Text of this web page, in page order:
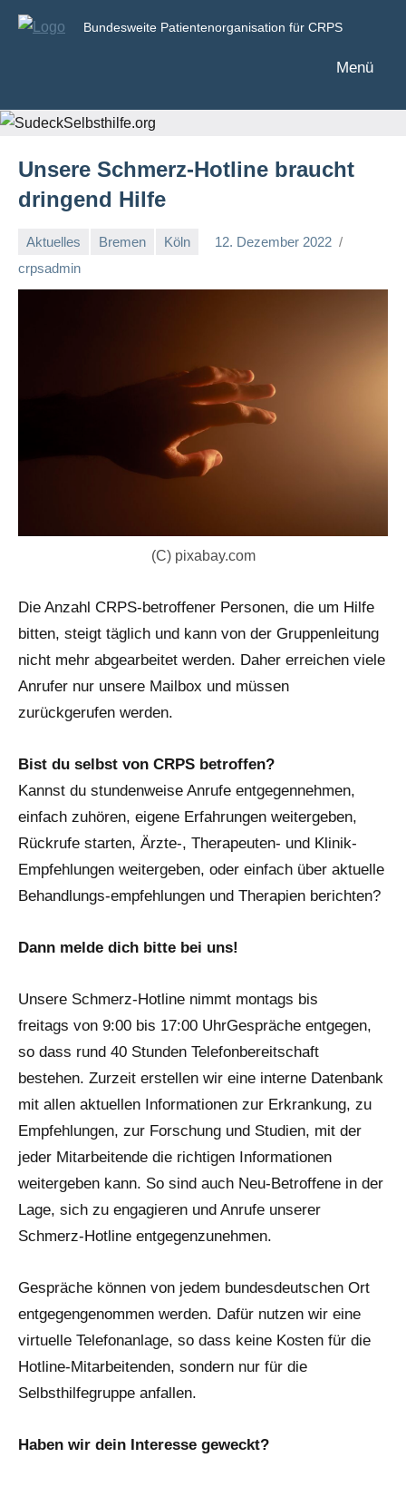
Zum
Inhalt
SudeckSelbsthilfe.org
Bundesweite Patientenorganisation für CRPS
Menü
Unsere Schmerz-Hotline braucht
dringend Hilfe
Aktuelles Bremen Köln
12. Dezember 2022
crpsadmin
Keine
Kommentare
(C) pixabay.com
Die Anzahl CRPS-betroffener Personen, die um Hilfe
bitten, steigt täglich und kann von der Gruppenleitung
nicht mehr abgearbeitet werden. Daher erreichen viele
Anrufer nur unsere Mailbox und müssen
zurückgerufen werden.
Bist du selbst von CRPS betroffen?
Kannst du stundenweise Anrufe entgegennehmen,
einfach zuhören, eigene Erfahrungen weitergeben,
Rückrufe starten, Ärzte-, Therapeuten- und Klinik-
Empfehlungen weitergeben, oder einfach über aktuelle
Behandlungs-empfehlungen und Therapien berichten?
Dann melde dich bitte bei uns!
Unsere Schmerz-Hotline nimmt montags bis
freitags von 9:00 bis 17:00 UhrGespräche entgegen,
so dass rund 40 Stunden Telefonbereitschaft
bestehen. Zurzeit erstellen wir eine interne Datenbank
mit allen aktuellen Informationen zur Erkrankung, zu
Empfehlungen, zur Forschung und Studien, mit der
jeder Mitarbeitende die richtigen Informationen
weitergeben kann. So sind auch Neu-Betroffene in der
Lage, sich zu engagieren und Anrufe unserer
Schmerz-Hotline entgegenzunehmen.
Gespräche können von jedem bundesdeutschen Ort
entgegengenommen werden. Dafür nutzen wir eine
virtuelle Telefonanlage, so dass keine Kosten für die
Hotline-Mitarbeitenden, sondern nur für die
Selbsthilfegruppe anfallen.
Haben wir dein Interesse geweckt?